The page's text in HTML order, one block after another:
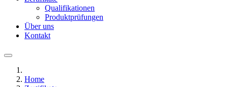
Qualifikationen
Produktprüfungen
Über uns
Kontakt
Home